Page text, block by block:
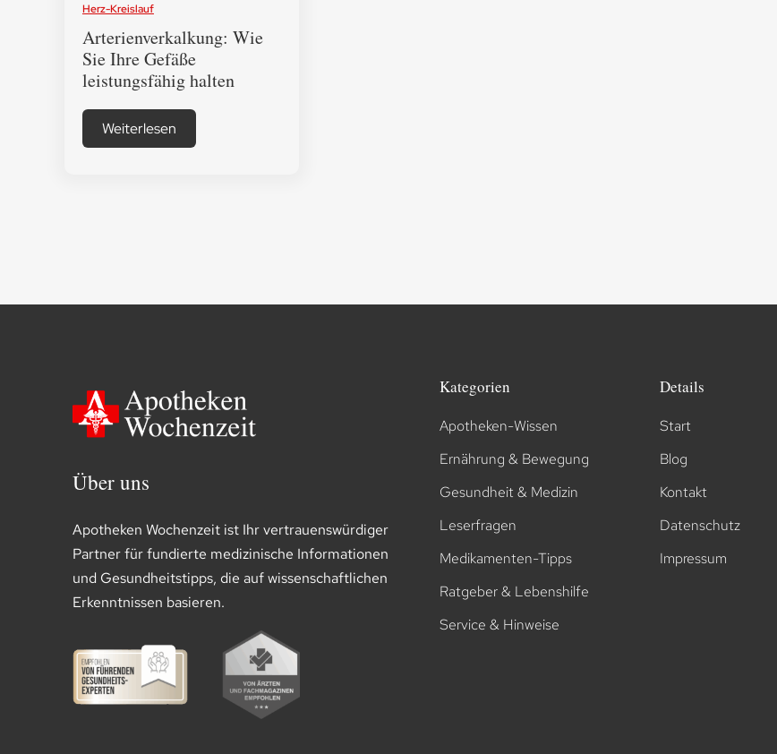
Herz-Kreislauf
Arterienverkalkung: Wie
Sie Ihre Gefäße
leistungsfähig halten
Weiterlesen
Über uns
Apotheken Wochenzeit ist Ihr vertrauenswürdiger
Partner für fundierte medizinische Informationen
und Gesundheitstipps, die auf wissenschaftlichen
Erkenntnissen basieren.
Kategorien
Apotheken-Wissen
Ernährung & Bewegung
Gesundheit & Medizin
Leserfragen
Medikamenten-Tipps
Ratgeber & Lebenshilfe
Service & Hinweise
Details
Start
Blog
Kontakt
Datenschutz
Impressum